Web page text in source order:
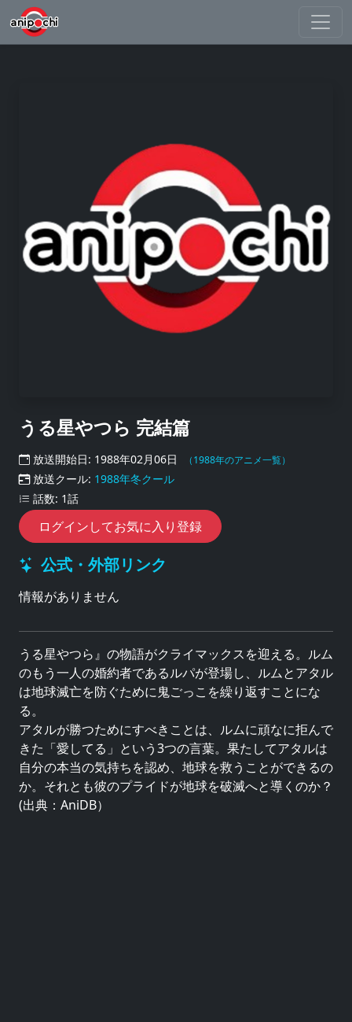
うる星やつら 完結篇
放送開始日: 1988年02月06日 （1988年のアニメ一覧）
放送クール: 1988年冬クール
話数: 1話
ログインしてお気に入り登録
公式・外部リンク
情報がありません
うる星やつら』の物語がクライマックスを迎える。ルム
のもう一人の婚約者であるルパが登場し、ルムとアタル
は地球滅亡を防ぐために鬼ごっこを繰り返すことにな
る。
アタルが勝つためにすべきことは、ルムに頑なに拒んで
きた「愛してる」という3つの言葉。果たしてアタルは
自分の本当の気持ちを認め、地球を救うことができるの
か。それとも彼のプライドが地球を破滅へと導くのか？
(出典：AniDB）